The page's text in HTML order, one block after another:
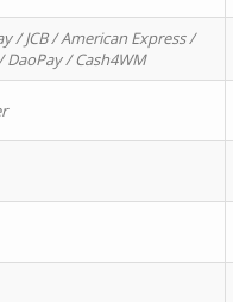
/ JCB / American Express /
/ Cash4WM